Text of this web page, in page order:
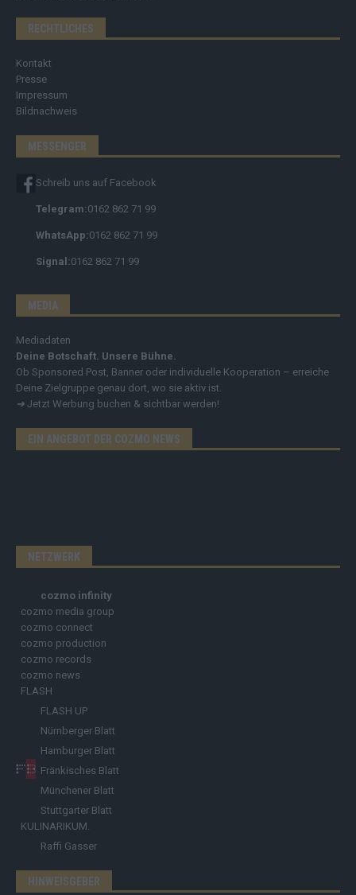
RECHTLICHES
Kontakt
Presse
Impressum
Bildnachweis
MESSENGER
Schreib uns auf Facebook
Telegram:0162 862 71 99
WhatsApp:0162 862 71 99
Signal:0162 862 71 99
MEDIA
Mediadaten
Deine Botschaft. Unsere Bühne.
Ob Sponsored Post, Banner oder individuelle Kooperation – erreiche
Deine Zielgruppe genau dort, wo sie aktiv ist.
➔ Jetzt Werbung buchen & sichtbar werden!
EIN ANGEBOT DER COZMO NEWS
NETZWERK
cozmo infinity
cozmo media group
cozmo connect
cozmo production
cozmo records
cozmo news
FLASH
FLASH UP
Nürnberger Blatt
Hamburger Blatt
Fränkisches Blatt
Münchener Blatt
Stuttgarter Blatt
KULINARIKUM.
Raffi Gasser
HINWEISGEBER